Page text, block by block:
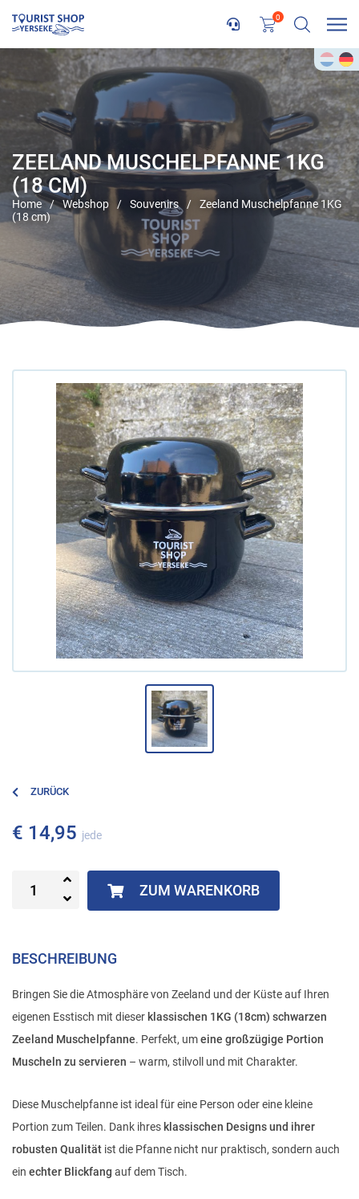
0
ZEELAND MUSCHELPFANNE 1KG
(18 CM)
Home / Webshop / Souvenirs /
Zeeland Muschelpfanne 1KG
(18 cm)
ZURÜCK
€ 14,95 jede
ZUM WARENKORB
BESCHREIBUNG
Bringen Sie die Atmosphäre von Zeeland und der Küste auf Ihren
eigenen Esstisch mit dieser klassischen 1KG (18cm) schwarzen
Zeeland Muschelpfanne. Perfekt, umeine großzügige Portion
Muscheln zu servieren – warm, stilvoll und mit Charakter.
Diese Muschelpfanne ist ideal für eine Person oder eine kleine
Portion zum Teilen. Dank ihres klassischen Designs und ihrer
robusten Qualität ist die Pfanne nicht nur praktisch, sondern auch
ein echter Blickfang auf dem Tisch.